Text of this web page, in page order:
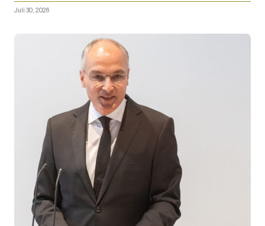
Juli 30, 2026